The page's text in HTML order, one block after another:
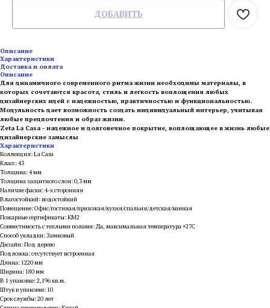
ДОБАВИТЬ
Описание
Характеристики
Доставка и оплата
Описание
Для динамичного современного ритма жизни необходимы материалы, в
которых сочетаются красота, стиль и легкость воплощения любых
дизайнерских идей с надежностью, практичностью и функциональностью.
Модульность дает возможность создать индивидуальный интерьер, учитывая
любые предпочтения и образ жизни.
Zeta La Casa - надежное и долговечное покрытие, воплощающее в жизнь любые
дизайнерские замыслы
Характеристики
Коллекция: La Casa
Класс: 43
Толщина: 4 мм
Толщина защитного слоя: 0,3 мм
Наличие фаски: 4-х сторонняя
Влагостойкий: водостойкий
Помещение: Офис/гостиная/прихожая/кухня/спальня/детская/ванная
Пожарные сертификаты: КМ2
Совместимость с теплыми полами: Да, максимальная температура +27С
Способ укладки: Замковый
Дизайн: Под дерево
Подложка: отсутствует встроенная
Длина: 1220 мм
Ширина: 180 мм
В 1 упаковке: 2,196 кв.м.
Штук в упаковке: 10
Срок службы: 20 лет